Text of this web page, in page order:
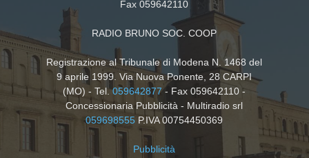
Fax 059642110
RADIO BRUNO SOC. COOP
Registrazione al Tribunale di Modena N. 1468 del
9 aprile 1999. Via Nuova Ponente, 28 CARPI
(MO) - Tel.059642877- Fax 059642110 -
Concessionaria Pubblicità - Multiradio srl
059698555 P.IVA 00754450369
Pubblicità